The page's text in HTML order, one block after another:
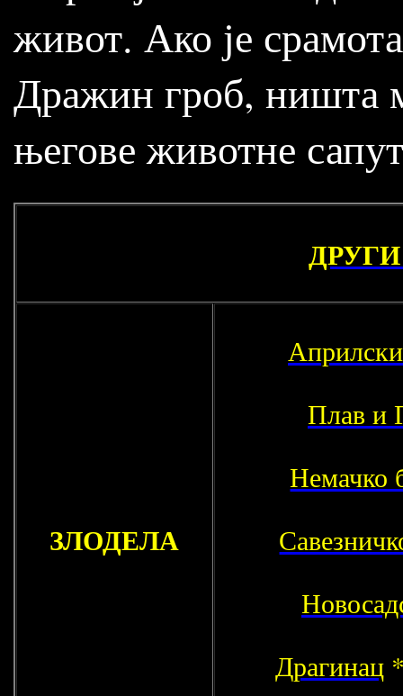
живот. Ако је
Дражин гроб, ништа
његове животне
ДРУГИ
ЗЛОДЕЛА
Плав и
Немачко
Драгинац